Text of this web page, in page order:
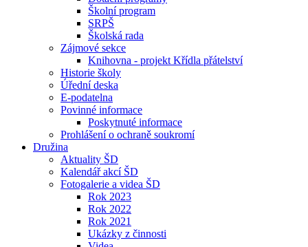
Školní program
SRPŠ
Školská rada
Zájmové sekce
Knihovna - projekt Křídla přátelství
Historie školy
Úřední deska
E-podatelna
Povinné informace
Poskytnuté informace
Prohlášení o ochraně soukromí
Družina
Aktuality ŠD
Kalendář akcí ŠD
Fotogalerie a videa ŠD
Rok 2023
Rok 2022
Rok 2021
Ukázky z činnosti